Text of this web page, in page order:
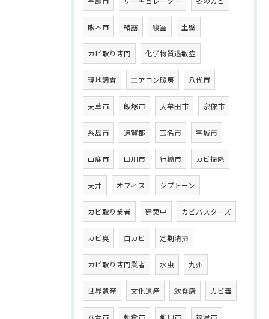
熊本市 結露 寝室 土壁
カビ取り専門 化学物質過敏症
現地調査 エアコン暖房 八代市
天草市 飯塚市 大牟田市 宗像市
糸島市 遠賀郡 玉名市 宇城市
山鹿市 田川市 行橋市 カビ掃除
天井 オフィス ジプトーン
カビ取り業者 建築中 カビバスターズ
カビ臭 白カビ 定期清掃
カビ取り専門業者 水虫 九州
世界遺産 文化遺産 飲食店 カビ毒